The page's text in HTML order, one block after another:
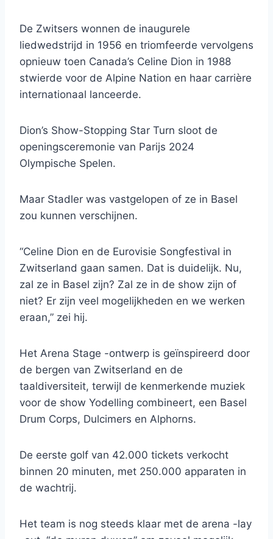
De Zwitsers wonnen de inaugurele
liedwedstrijd in 1956 en triomfeerde vervolgens
opnieuw toen Canada’s Celine Dion in 1988
stwierde voor de Alpine Nation en haar carrière
internationaal lanceerde.
Dion’s Show-Stopping Star Turn sloot de
openingsceremonie van Parijs 2024
Olympische Spelen.
Maar Stadler was vastgelopen of ze in Basel
zou kunnen verschijnen.
“Celine Dion en de Eurovisie Songfestival in
Zwitserland gaan samen. Dat is duidelijk. Nu,
zal ze in Basel zijn? Zal ze in de show zijn of
niet? Er zijn veel mogelijkheden en we werken
eraan,” zei hij.
Het Arena Stage -ontwerp is geïnspireerd door
de bergen van Zwitserland en de
taaldiversiteit, terwijl de kenmerkende muziek
voor de show Yodelling combineert, een Basel
Drum Corps, Dulcimers en Alphorns.
De eerste golf van 42.000 tickets verkocht
binnen 20 minuten, met 250.000 apparaten in
de wachtrij.
Het team is nog steeds klaar met de arena -lay